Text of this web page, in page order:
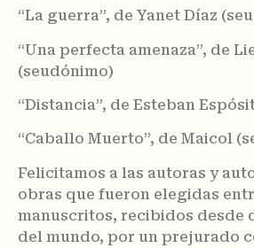
“La guerra”, de Yanet Díaz
“Una perfecta amenaza”, de
(seudónimo)
“Distancia”, de Esteban
“Caballo Muerto”, de Maicol
Felicitamos a las autoras y
obras que fueron elegidas
manuscritos, recibidos desde
del mundo, por un prejurado